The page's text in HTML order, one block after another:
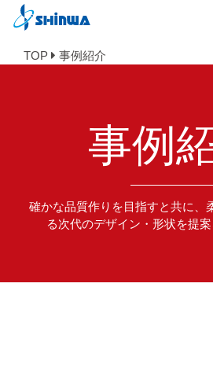
TOP 事例紹介
事例
確かな品質作りを目指すと共に、
る次代のデザイン・形状を提案